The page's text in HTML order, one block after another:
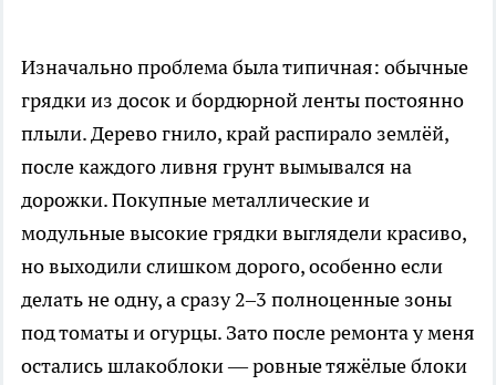
Изначально проблема была типичная: обычные
грядки из досок и бордюрной ленты постоянно
плыли. Дерево гнило, край распирало землёй,
после каждого ливня грунт вымывался на
дорожки. Покупные металлические и
модульные высокие грядки выглядели красиво,
но выходили слишком дорого, особенно если
делать не одну, а сразу 2–3 полноценные зоны
под томаты и огурцы. Зато после ремонта у меня
остались шлакоблоки — ровные тяжёлые блоки